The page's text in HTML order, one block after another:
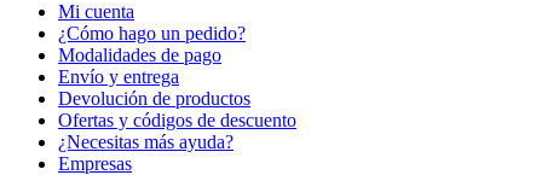
Mi cuenta
¿Cómo hago un pedido?
Modalidades de pago
Envío y entrega
Devolución de productos
Ofertas y códigos de descuento
¿Necesitas más ayuda?
Empresas